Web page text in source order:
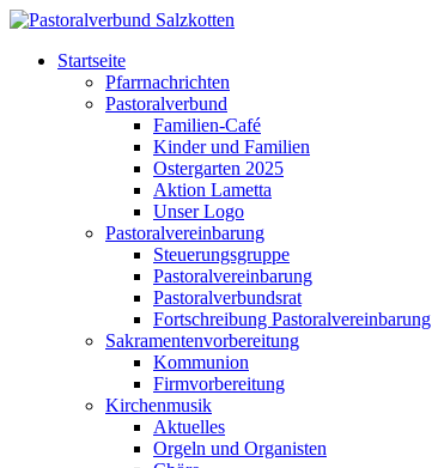
Startseite
Pfarrnachrichten
Pastoralverbund
Familien-Café
Kinder und Familien
Ostergarten 2025
Aktion Lametta
Unser Logo
Pastoralvereinbarung
Steuerungsgruppe
Pastoralvereinbarung
Pastoralverbundsrat
Fortschreibung Pastoralvereinbarung
Sakramentenvorbereitung
Kommunion
Firmvorbereitung
Kirchenmusik
Aktuelles
Orgeln und Organisten